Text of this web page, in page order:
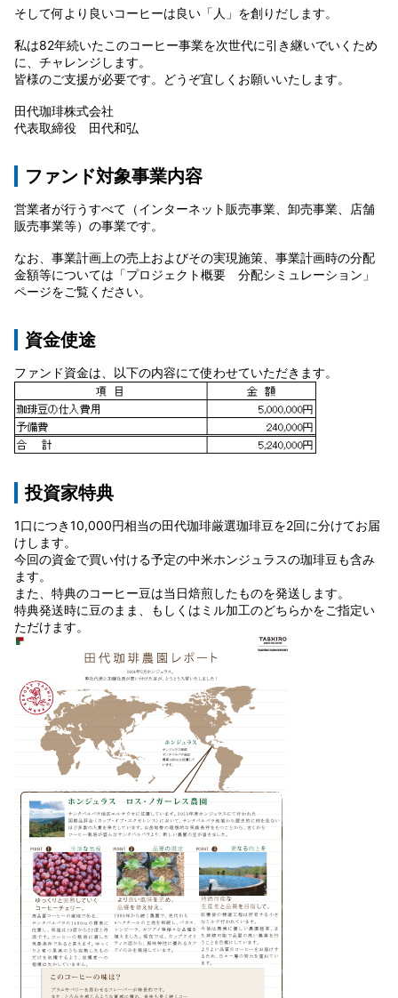
そして何より良いコーヒーは良い「人」を創りだします。
私は82年続いたこのコーヒー事業を次世代に引き継いでいくため
に、チャレンジします。
皆様のご支援が必要です。どうぞ宜しくお願いいたします。
田代珈琲株式会社
代表取締役 田代和弘
ファンド対象事業内容
営業者が行うすべて（インターネット販売事業、卸売事業、店舗
販売事業等）の事業です。
なお、事業計画上の売上およびその実現施策、事業計画時の分配
金額等については「プロジェクト概要 分配シミュレーション」
ページをご覧ください。
資金使途
ファンド資金は、以下の内容にて使わせていただきます。
投資家特典
1口につき10,000円相当の田代珈琲厳選珈琲豆を2回に分けてお届
けします。
今回の資金で買い付ける予定の中米ホンジュラスの珈琲豆も含み
ます。
また、特典のコーヒー豆は当日焙煎したものを発送します。
特典発送時に豆のまま、もしくはミル加工のどちらかをご指定い
ただけます。